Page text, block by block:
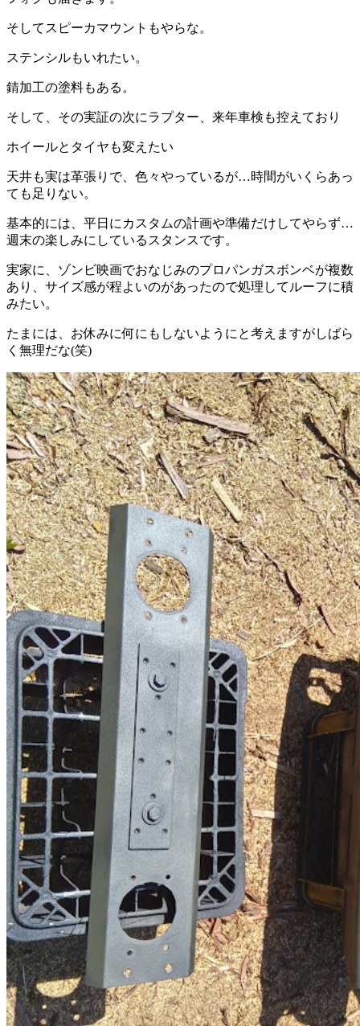
そしてスピーカマウントもやらな。
ステンシルもいれたい。
錆加工の塗料もある。
そして、その実証の次にラプター、来年車検も控えており
ホイールとタイヤも変えたい
天井も実は革張りで、色々やっているが…時間がいくらあっ
ても足りない。
基本的には、平日にカスタムの計画や準備だけしてやらず…
週末の楽しみにしているスタンスです。
実家に、ゾンビ映画でおなじみのプロパンガスボンベが複数
あり、サイズ感が程よいのがあったので処理してルーフに積
みたい。
たまには、お休みに何にもしないようにと考えますがしばら
く無理だな(笑)